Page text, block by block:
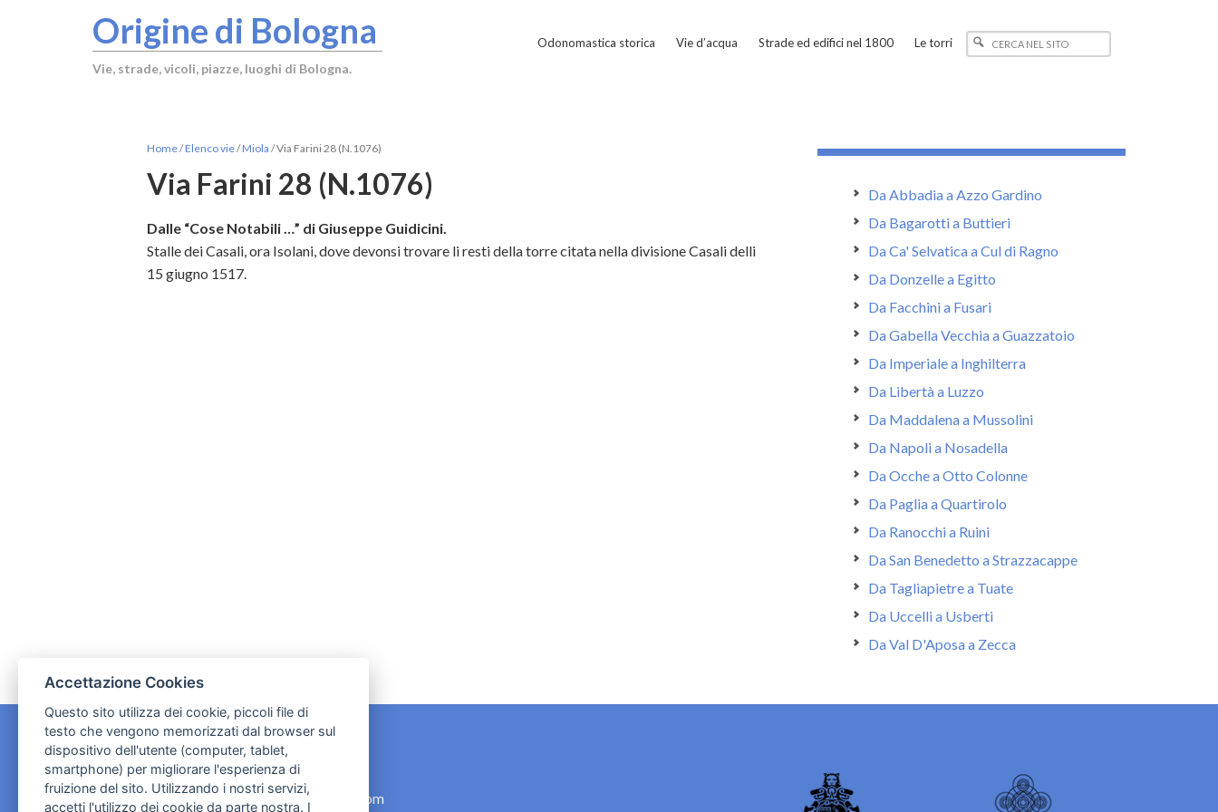
Origine di Bologna
Vie, strade, vicoli, piazze, luoghi di Bologna.
Odonomastica storica Vie d’acqua Strade ed edifici nel 1800 Le torri
Home/Elenco vie/Miola /Via Farini 28 (N.1076)
Via Farini 28 (N.1076)
Dalle “Cose Notabili …” di Giuseppe Guidicini.
Stalle dei Casali, ora Isolani, dove devonsi trovare li resti della torre citata nella divisione Casali delli
15 giugno 1517.
Da Abbadia a Azzo Gardino
Da Bagarotti a Buttieri
Da Ca' Selvatica a Cul di Ragno
Da Donzelle a Egitto
Da Facchini a Fusari
Da Gabella Vecchia a Guazzatoio
Da Imperiale a Inghilterra
Da Libertà a Luzzo
Da Maddalena a Mussolini
Da Napoli a Nosadella
Da Ocche a Otto Colonne
Da Paglia a Quartirolo
Da Ranocchi a Ruini
Da San Benedetto a Strazzacappe
Da Tagliapietre a Tuate
Da Uccelli a Usberti
Da Val D'Aposa a Zecca
CONTATTI
contact.originebologna@gmail.com
Accettazione Cookies
Questo sito utilizza dei cookie, piccoli file di
testo che vengono memorizzati dal browser sul
dispositivo dell'utente (computer, tablet,
smartphone) per migliorare l'esperienza di
fruizione del sito. Utilizzando i nostri servizi,
accetti l'utilizzo dei cookie da parte nostra. I